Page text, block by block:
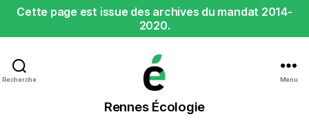
Cette page est issue des archives du mandat 2014-
2020.
Recherche
Rennes
Écologie
Rennes Écologie
Menu